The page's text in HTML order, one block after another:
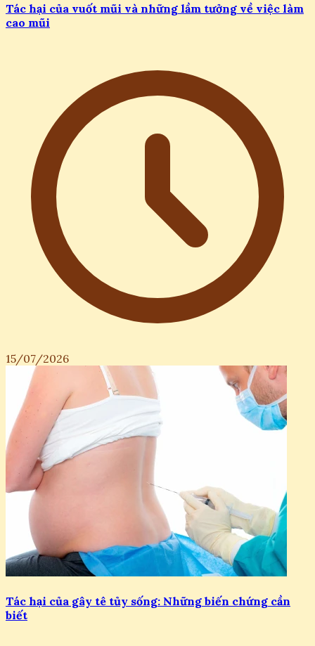
Tác hại của vuốt mũi và những lầm tưởng về việc làm
cao mũi
15/07/2026
Tác hại của gây tê tủy sống: Những biến chứng cần
biết